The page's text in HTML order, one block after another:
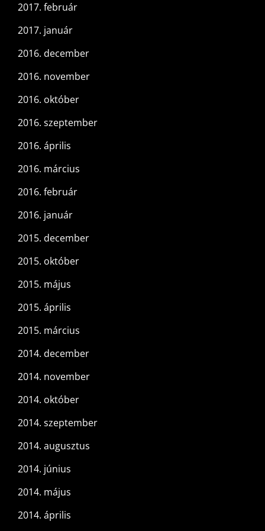
2017. február
2017. január
2016. december
2016. november
2016. október
2016. szeptember
2016. április
2016. március
2016. február
2016. január
2015. december
2015. október
2015. május
2015. április
2015. március
2014. december
2014. november
2014. október
2014. szeptember
2014. augusztus
2014. június
2014. május
2014. április